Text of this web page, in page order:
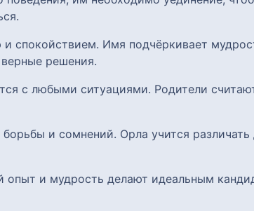
спокойствием. Имя подчёркивает
решения.
с любыми ситуациями. Родители
и сомнений. Орла учится
и мудрость делают идеальным